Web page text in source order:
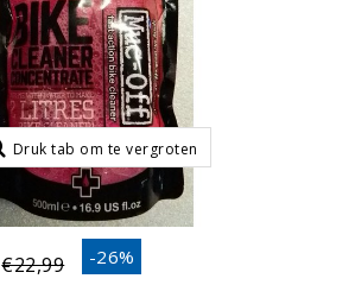
Druk tab om te vergroten
-26%
€22,99